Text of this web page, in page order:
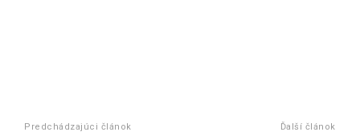
Predchádzajúci článok Ďalší článok